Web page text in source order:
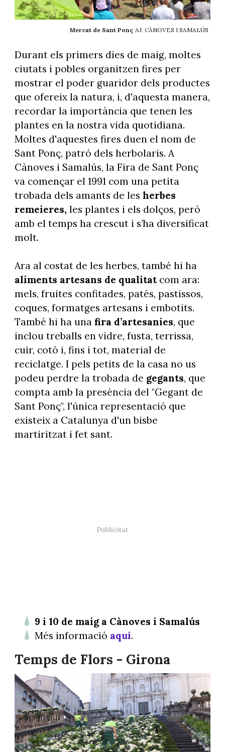
Mercat de Sant Ponç AJ. CÀNOVES I SAMALÚS
Durant els primers dies de maig, moltes
ciutats i pobles organitzen fires per
mostrar el poder guaridor dels productes
que ofereix la natura, i, d'aquesta manera,
recordar la importància que tenen les
plantes en la nostra vida quotidiana.
Moltes d'aquestes fires duen el nom de
Sant Ponç, patró dels herbolaris. A
Cànoves i Samalús, la Fira de Sant Ponç
va començar el 1991 com una petita
trobada dels amants de les herbes
remeieres, les plantes i els dolços, però
amb el temps ha crescut i s’ha diversificat
molt.
Ara al costat de les herbes, també hi ha
aliments artesans de qualitat com ara:
mels, fruites confitades, patés, pastissos,
coques, formatges artesans i embotits.
També hi ha una fira d’artesanies, que
inclou treballs en vidre, fusta, terrissa,
cuir, cotó i, fins i tot, material de
reciclatge. I pels petits de la casa no us
podeu perdre la trobada de gegants, que
compta amb la presència del "Gegant de
Sant Ponç", l'única representació que
existeix a Catalunya d'un bisbe
martiritzat i fet sant.
9 i 10 de maig a Cànoves i Samalús
Més informació aquí.
Temps de Flors - Girona